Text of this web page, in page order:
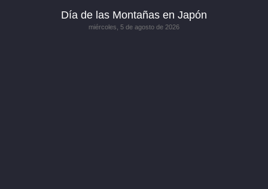
Día de las Montañas en Japón
miércoles, 5 de agosto de 2026